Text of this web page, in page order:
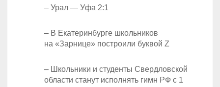
– Урал — Уфа 2:1
– В Екатеринбурге школьников
на «Зарнице» построили буквой Z
– Школьники и студенты Свердловской
области станут исполнять гимн РФ с 1